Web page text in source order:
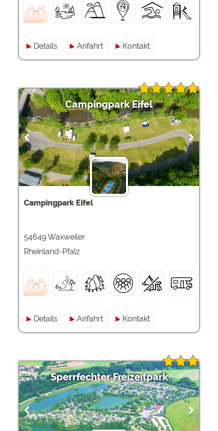
Details Anfahrt Kontakt
Campingpark Eifel
Campingpark Eifel
54649 Waxweiler
Rheinland-Pfalz
Details Anfahrt Kontakt
Sperrfechter Freizeitpark